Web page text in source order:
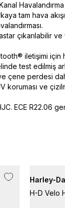
tam hava
çıkarılabilir
iletişimi için
test edilmiş
çene perdesi
koruması ve
ECE R22.06
Harley-
H-D Velo